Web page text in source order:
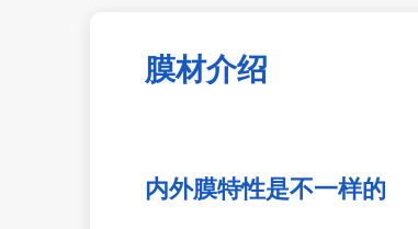
膜材介绍
内外膜特性是不一样的